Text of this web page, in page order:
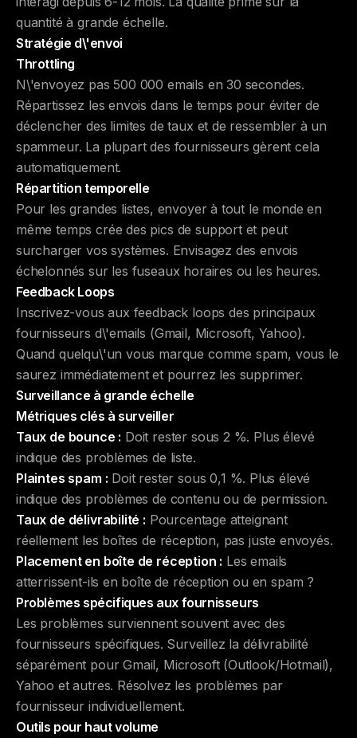
quantité à grande échelle.
Stratégie d\'envoi
Throttling
N\'envoyez pas 500 000 emails en 30 secondes.
Répartissez les envois dans le temps pour éviter de
déclencher des limites de taux et de ressembler à un
spammeur. La plupart des fournisseurs gèrent cela
automatiquement.
Répartition temporelle
Pour les grandes listes, envoyer à tout le monde en
même temps crée des pics de support et peut
surcharger vos systèmes. Envisagez des envois
échelonnés sur les fuseaux horaires ou les heures.
Feedback Loops
Inscrivez-vous aux feedback loops des principaux
fournisseurs d\'emails (Gmail, Microsoft, Yahoo).
Quand quelqu\'un vous marque comme spam, vous le
saurez immédiatement et pourrez les supprimer.
Surveillance à grande échelle
Métriques clés à surveiller
Taux de bounce : Doit rester sous 2 %. Plus élevé
indique des problèmes de liste.
Plaintes spam : Doit rester sous 0,1 %. Plus élevé
indique des problèmes de contenu ou de permission.
Taux de délivrabilité : Pourcentage atteignant
réellement les boîtes de réception, pas juste envoyés.
Placement en boîte de réception : Les emails
atterrissent-ils en boîte de réception ou en spam ?
Problèmes spécifiques aux fournisseurs
Les problèmes surviennent souvent avec des
fournisseurs spécifiques. Surveillez la délivrabilité
séparément pour Gmail, Microsoft (Outlook/Hotmail),
Yahoo et autres. Résolvez les problèmes par
fournisseur individuellement.
Outils pour haut volume